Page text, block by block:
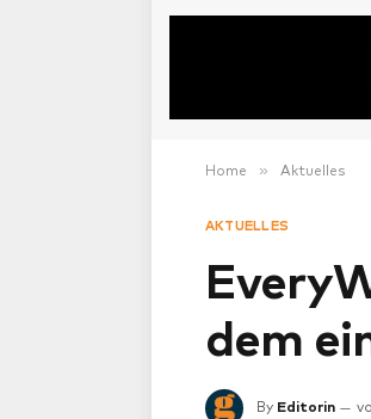
Home » Aktuelles
AKTUELLES
dem
By Editorin